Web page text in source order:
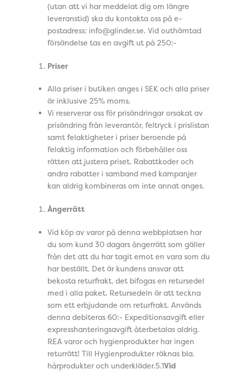
(utan att vi har meddelat dig om längre
leveranstid) ska du kontakta oss på e-
postadress: info@glinder.se. Vid outhämtad
försändelse tas en avgift ut på 250:-
Priser
Alla priser i butiken anges i SEK och alla priser
är inklusive 25% moms.
Vi reserverar oss för prisändringar orsakat av
prisändring från leverantör, feltryck i prislistan
samt felaktigheter i priser beroende på
felaktig information och förbehåller oss
rätten att justera priset. Rabattkoder och
andra rabatter i samband med kampanjer
kan aldrig kombineras om inte annat anges.
Ångerrätt
Vid köp av varor på denna webbplatsen har
du som kund 30 dagars ångerrätt som gäller
från det att du har tagit emot en vara som du
har beställt. Det är kundens ansvar att
bekosta returfrakt, det bifogas en retursedel
med i alla paket. Retursedeln är att teckna
som ett erbjudande om returfrakt. Används
denna debiteras 60:- Expeditionsavgift eller
expresshanteringsavgift återbetalas aldrig.
REA varor och hygienprodukter har ingen
returrätt! Till Hygienprodukter räknas bla.
hårprodukter och underkläder.5.1Vid